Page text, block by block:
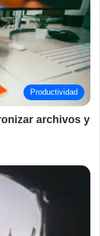
Productividad
archivos y